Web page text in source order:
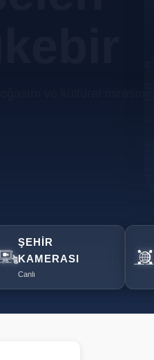
ŞEHIR
KAMERASI
Canlı